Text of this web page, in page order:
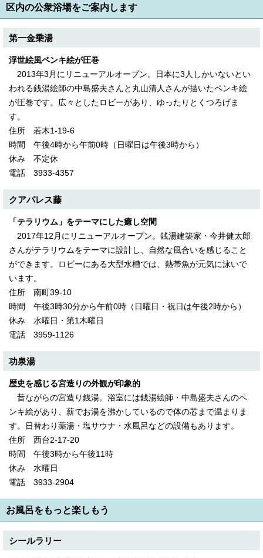
繁體中文
区内の公衆浴場をご案内します
第一金乗湯
浮世絵風ペンキ絵が圧巻
2013年3月にリニューアルオープン。日本に3人しかいないとい
われる銭湯絵師の中島盛夫さんと丸山清人さんが描いたペンキ絵
が圧巻です。広々としたロビーがあり、ゆったりとくつろげま
す。
住所 若木1‐19‐6
時間 午後4時から午前0時（日曜日は午後3時から）
休み 不定休
電話 3933‐4357
クアパレス藤
「テラリウム」をテーマにした癒し空間
2017年12月にリニューアルオープン。銭湯建築家・今井健太郎
さんがテラリウムをテーマに設計し、自然な風合いを感じること
ができます。ロビーにある大型水槽では、熱帯魚が元気に泳いで
います。
住所 南町39‐10
時間 午後3時30分から午前0時（日曜日・祝日は午後2時から）
休み 水曜日・第1木曜日
電話 3959‐1126
功泉湯
歴史を感じる宮造りの外観が印象的
昔ながらの宮造り銭湯。浴室には銭湯絵師・中島盛夫さんのペ
ンキ絵があり、薪でお湯を沸かしているので体の芯まで温まりま
す。日替わり薬湯・塩サウナ・水風呂などの設備もあります。
住所 西台2‐17‐20
時間 午後3時から午後11時
休み 水曜日
電話 3933‐2904
お風呂をもっと楽しもう
シールラリー